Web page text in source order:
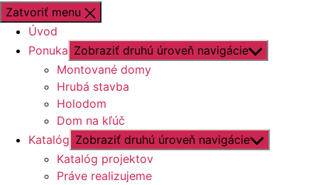
Zatvoriť menu
Úvod
Ponuka Zobraziť druhú úroveň navigácie
Montované domy
Hrubá stavba
Holodom
Dom na kľúč
Katalóg Zobraziť druhú úroveň navigácie
Katalóg projektov
Práve realizujeme